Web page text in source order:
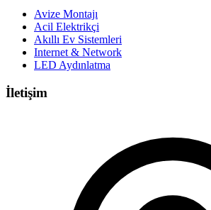
Avize Montajı
Acil Elektrikçi
Akıllı Ev Sistemleri
Internet & Network
LED Aydınlatma
İletişim